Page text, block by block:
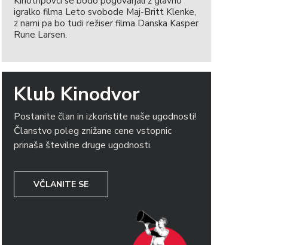
igralko filma Leto svobode Maj-Britt Klenke,
z nami pa bo tudi režiser filma Danska Kasper
Rune Larsen.
Klub Kinodvor
Postanite član in izkoristite naše ugodnosti!
Članstvo poleg znižane cene vstopnic
prinaša številne druge ugodnosti.
VČLANITE SE